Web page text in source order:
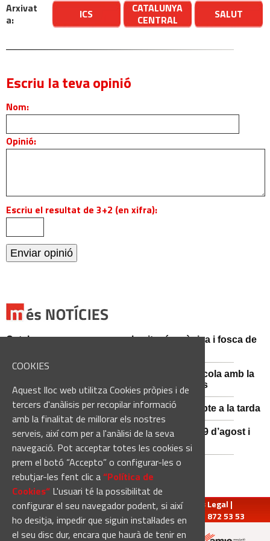
COOKIES
Aquest lloc web utilitza Cookies pròpies i de
tercers d'anàlisis per recopilar informació
amb la finalitat de millorar els nostres
serveis, així com per a l'anàlisi de la seva
navegació. Pot acceptar totes les cookies si
prem el botó “Accepto” o configurar-les o
rebutjar-les fent clic a“Política de
Cookies“ L'usuari té la possibilitat de
configurar el seu navegador podent, si així
ho desitja, impedir que siguin instal·lades en
el seu disc dur, encara que haurà de tenir en
Arxivat
a:
ICS
CATALUNYA
CENTRAL
SALUT
Escriu la teva opinió
Nom:
Opinió:
Escriu el resultat de 3+2 (en xifra):
Catalunya es prepara per a la nit més màgica i fosca de
Sant Fruitós posa en valor el patrimoni agrícola amb la
restauració i exposició de peces històriques
Es manté la previsió de pluges fortes dissabte a la tarda
El 3x3 de bàsquet de Solsona s’avança al 29 d’agost i
estrena premis en metàl·lic
redaccio@manresadiari.cat|Qui som Avís Legal |
Pompeu Fabra, 7-13, 08240-Manresa | Tel.: 93 872 53 53